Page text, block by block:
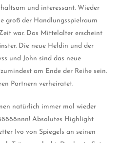
und interessant. Wieder
groß der Handlungsspielraum
war. Das Mittelalter erscheint
Die neue Heldin und der
und John sind das neue
am Ende der Reihe sein.
Partnern verheiratet.
natürlich immer mal wieder
Absolutes Highlight
Ivo von Spiegels an seinen